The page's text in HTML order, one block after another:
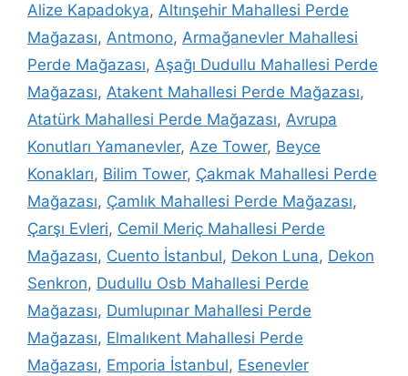
Alize Kapadokya, Altınşehir Mahallesi Perde
Mağazası, Antmono, Armağanevler Mahallesi
Perde Mağazası, Aşağı Dudullu Mahallesi Perde
Mağazası, Atakent Mahallesi Perde Mağazası,
Atatürk Mahallesi Perde Mağazası, Avrupa
Konutları Yamanevler, Aze Tower, Beyce
Konakları, Bilim Tower, Çakmak Mahallesi Perde
Mağazası, Çamlık Mahallesi Perde Mağazası,
Çarşı Evleri, Cemil Meriç Mahallesi Perde
Mağazası, Cuento İstanbul, Dekon Luna, Dekon
Senkron, Dudullu Osb Mahallesi Perde
Mağazası, Dumlupınar Mahallesi Perde
Mağazası, Elmalıkent Mahallesi Perde
Mağazası, Emporia İstanbul, Esenevler